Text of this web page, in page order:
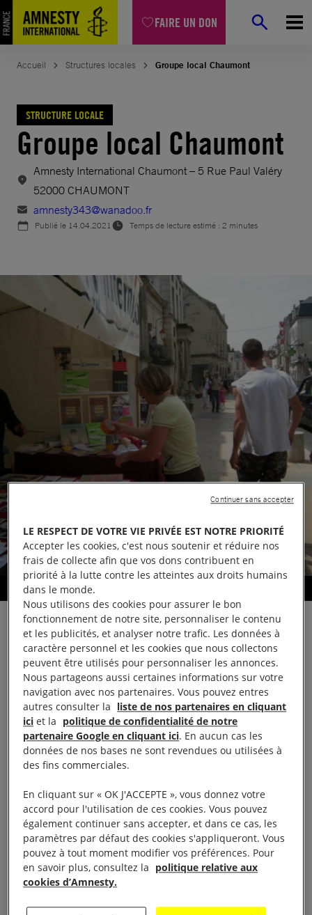
FAIRE UN DON
Aller
au
contenu
Accueil Structures locales Groupe local Chaumont
STRUCTURE LOCALE
Groupe local Chaumont
Amnesty International Chaumont – 5 Rue Paul Valéry
52000 CHAUMONT
amnesty343@wanadoo.fr
Publié le 14.04.2021 Temps de lecture estimé : 2 minutes
Information et vente
LA VIE DU GROUPE
Présentation
Le groupe de Chaumont a été créé en 1981. Au fil
des années, le nombre des militants du groupe a
oscillé entre trois et quinze, cinq aujourd’hui. Un
grand nombre de sympathisants venant prêter main
forte pour les actions d’envergure. Le groupe a pour
mission d’agir selon trois axes principaux :
– Informer sur les droits humains, ce qu’ils sont,
LE RESPECT DE VOTRE VIE PRIVÉE EST NOTRE PRIORITÉ
Accepter les cookies, c'est nous soutenir et réduire nos
frais de collecte afin que vos dons contribuent en
priorité à la lutte contre les atteintes aux droits humains
dans le monde.
Nous utilisons des cookies pour assurer le bon
fonctionnement de notre site, personnaliser le contenu
et les publicités, et analyser notre trafic. Les données à
caractère personnel et les cookies que nous collectons
peuvent être utilisés pour personnaliser les annonces.
Nous partageons aussi certaines informations sur votre
navigation avec nos partenaires. Vous pouvez entres
autres consulter la liste de nos partenaires en cliquant
ici et la politique de confidentialité de notre
partenaire Google en cliquant ici. En aucun cas les
données de nos bases ne sont revendues ou utilisées à
des fins commerciales.
En cliquant sur « OK J'ACCEPTE », vous donnez votre
accord pour l'utilisation de ces cookies. Vous pouvez
également continuer sans accepter, et dans ce cas, les
paramètres par défaut des cookies s'appliqueront. Vous
pouvez à tout moment modifier vos préférences. Pour
en savoir plus, consultez la politique relative aux
cookies d’Amnesty.
Continuer sans accepter